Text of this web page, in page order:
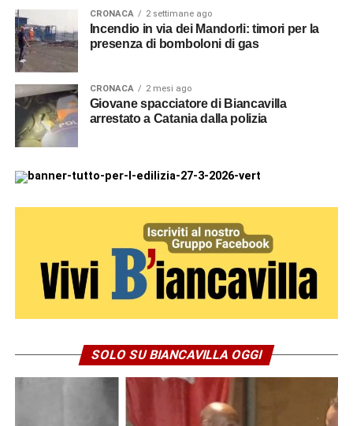
CRONACA 2 settimane ago
Incendio in via dei Mandorli: timori per la
presenza di bomboloni di gas
CRONACA 2 mesi ago
Giovane spacciatore di Biancavilla
arrestato a Catania dalla polizia
SOLO SU BIANCAVILLA OGGI